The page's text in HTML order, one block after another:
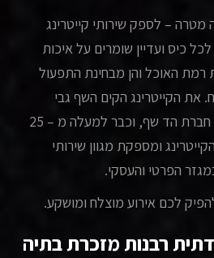
– לספק שירותי קייטרינג
כיס ועדיין שומרים על איכות
האוכל והן מבחינת התפעול
את הקייטרינג הקים השף גבי
מסיקה, השף והבעלים של חברת הד שף, וכבר למעלה מ – 25
ומספקת מגוון שירותי
הפרטי והעסקי.
לכם אירוע מוצלח ומושקע.
רבנות מזכרת בתיה